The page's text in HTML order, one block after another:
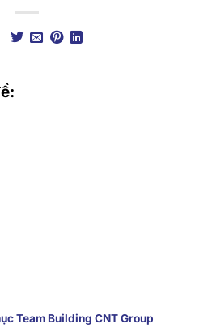
Team Building CNT Group